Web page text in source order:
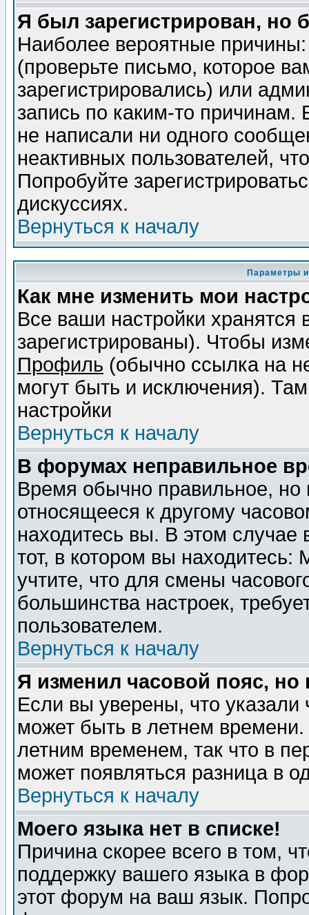
Я был зарегистрирован, но
Наиболее вероятные
(проверьте письмо, которое
зарегистрировались) или
запись по каким-то
не написали ни одного
неактивных пользователей,
Попробуйте
дискуссиях.
Вернуться к началу
Параметры
Как мне изменить мои
Все ваши настройки
зарегистрированы). Чтобы
Профиль (обычно ссылка на
могут быть и исключения).
настройки
Вернуться к началу
В форумах неправильное
Время обычно правильное,
относящееся к другому
находитесь вы. В этом
тот, в котором вы
учтите, что для смены
большинства настроек,
пользователем.
Вернуться к началу
Я изменил часовой пояс,
Если вы уверены, что указали
может быть в летнем
летним временем, так что в
может появляться разница в
Вернуться к началу
Моего языка нет в списке!
Причина скорее всего в том,
поддержку вашего языка в
этот форум на ваш язык.